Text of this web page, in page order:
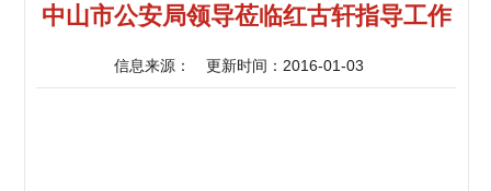
中山市公安局领导莅临红古轩指导工作
信息来源： 更新时间：2016-01-03